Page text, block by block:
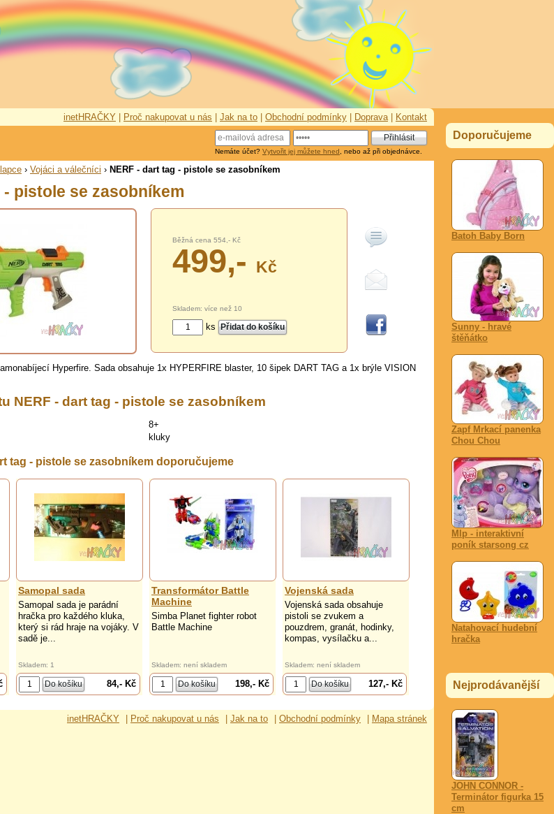
Doporučujeme
Batoh Baby Born
Sunny - hravé
štěňátko
Zapf Mrkací panenka
Chou Chou
Mlp - interaktivní
poník starsong cz
Natahovací hudební
hračka
Nejprodávanější
JOHN CONNOR -
Terminátor figurka 15
cm
inetHRAČKY Proč nakupovat u nás Jak na to Obchodní podmínky Doprava| Kontakt
Nemáte účet? Vytvořit jej můžete hned , nebo až při objednávce.
› Vojáci a válečníci › NERF - dart tag - pistole se zasobníkem
- pistole se zasobníkem
Běžná cena 554,- Kč
499,- Kč
Skladem: více než 10
ks
Hyperfire. Sada obsahuje 1x HYPERFIRE blaster, 10 šipek DART TAG a 1x brýle VISION
NERF - dart tag - pistole se zasobníkem
8+
kluky
tag - pistole se zasobníkem doporučujeme
Samopal sada
Samopal sada je parádní
hračka pro každého kluka,
který si rád hraje na vojáky. V
sadě je...
Skladem: 1
84,- Kč
Transformátor Battle
Machine
Simba Planet fighter robot
Battle Machine
Skladem: není skladem
198,- Kč
Vojenská sada
Vojenská sada obsahuje
pistoli se zvukem a
pouzdrem, granát, hodinky,
kompas, vysílačku a...
Skladem: není skladem
127,- Kč
inetHRAČKY Proč nakupovat u nás Jak na to Obchodní podmínky Mapa stránek